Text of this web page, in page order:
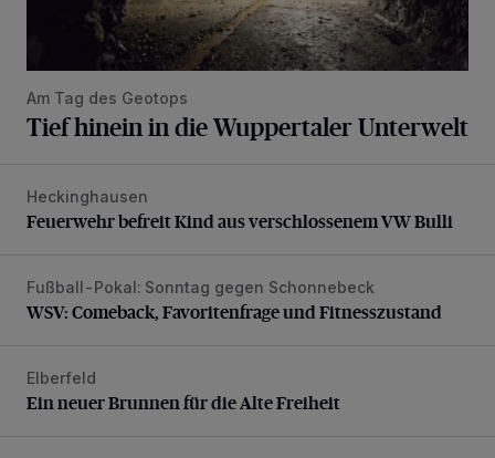
Am Tag des Geotops
Tief hinein in die Wuppertaler Unterwelt
Feuerwehr befreit Kind aus verschlossenem VW Bulli
Heckinghausen
Feuerwehr befreit Kind aus verschlossenem VW Bulli
WSV: Comeback, Favoritenfrage und Fitnesszustand
Fußball-Pokal: Sonntag gegen Schonnebeck
WSV: Comeback, Favoritenfrage und Fitnesszustand
Ein neuer Brunnen für die Alte Freiheit
Elberfeld
Ein neuer Brunnen für die Alte Freiheit